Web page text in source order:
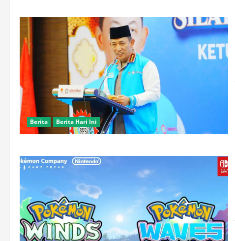
Berita Berita Hari Ini